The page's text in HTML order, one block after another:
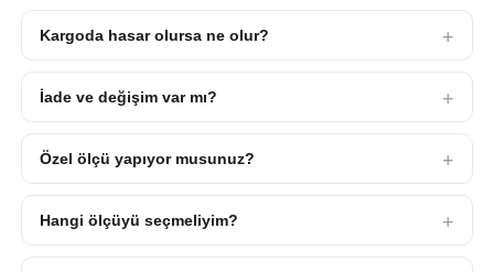
Kargoda hasar olursa ne olur?
İade ve değişim var mı?
Özel ölçü yapıyor musunuz?
Hangi ölçüyü seçmeliyim?